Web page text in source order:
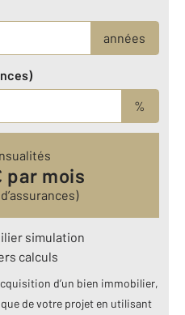
années
%
par mois
simulation
calculs
d’un bien immobilier,
de votre projet en utilisant